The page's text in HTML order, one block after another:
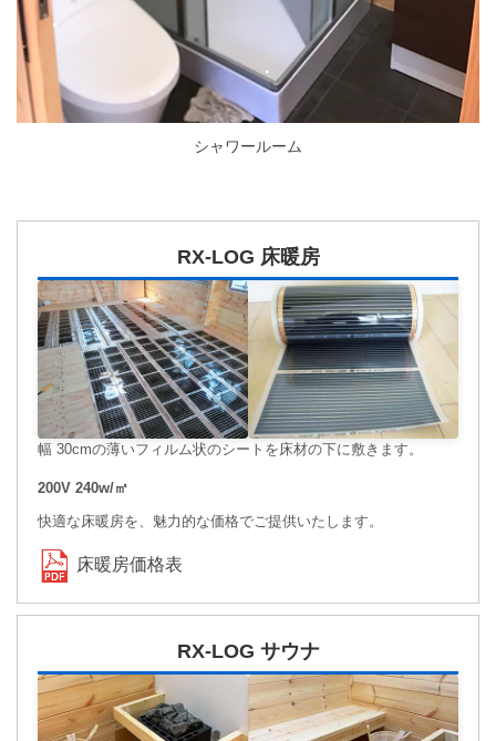
シャワールーム
RX-LOG 床暖房
幅 30cmの薄いフィルム状のシートを床材の下に敷きます。
200V 240w/㎡
快適な床暖房を、魅力的な価格でご提供いたします。
床暖房価格表
RX-LOG サウナ